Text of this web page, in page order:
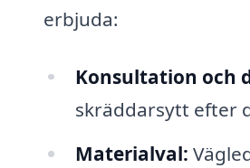
erbjuda:
Konsultation och
skräddarsytt efter
Materialval: